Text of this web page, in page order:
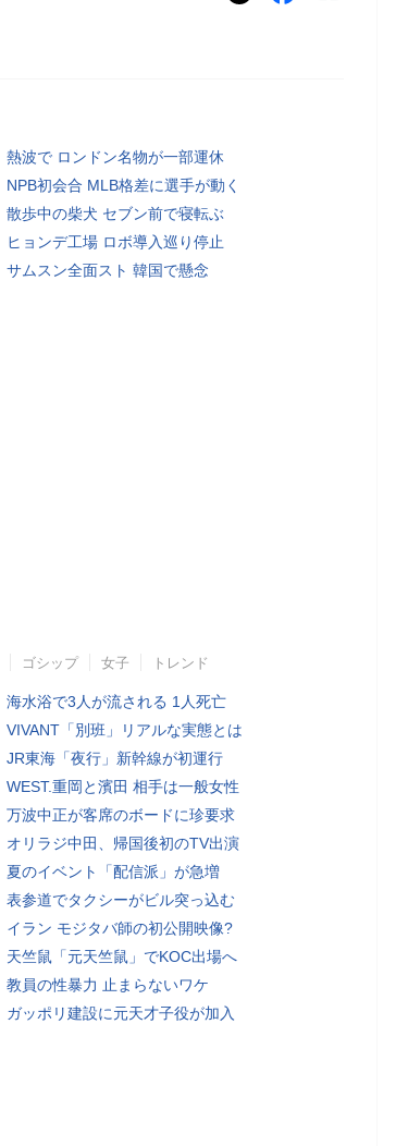
熱波で ロンドン名物が一部運休
NPB初会合 MLB格差に選手が動く
散歩中の柴犬 セブン前で寝転ぶ
ヒョンデ工場 ロボ導入巡り停止
サムスン全面スト 韓国で懸念
ゴシップ 女子 トレンド
海水浴で3人が流される 1人死亡
VIVANT「別班」リアルな実態とは
JR東海「夜行」新幹線が初運行
WEST.重岡と濱田 相手は一般女性
万波中正が客席のボードに珍要求
オリラジ中田、帰国後初のTV出演
夏のイベント「配信派」が急増
表参道でタクシーがビル突っ込む
イラン モジタバ師の初公開映像?
天竺鼠「元天竺鼠」でKOC出場へ
教員の性暴力 止まらないワケ
ガッポリ建設に元天才子役が加入